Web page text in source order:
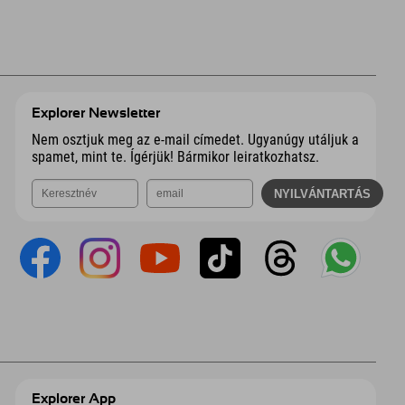
Explorer Newsletter
Nem osztjuk meg az e-mail címedet. Ugyanúgy utáljuk a
spamet, mint te. Ígérjük! Bármikor leiratkozhatsz.
Explorer App